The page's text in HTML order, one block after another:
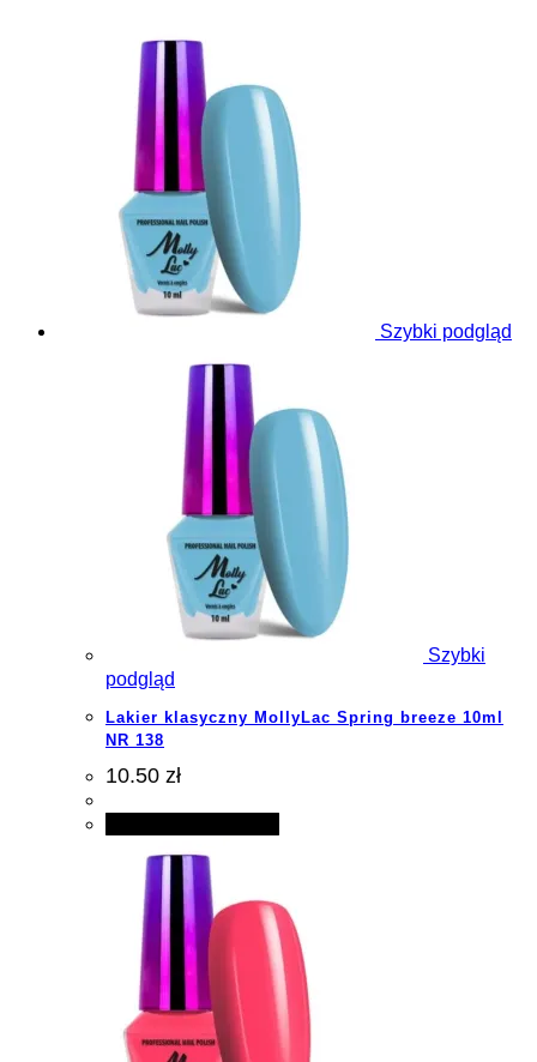
Szybki podgląd
Szybki
podgląd
Lakier klasyczny MollyLac Spring breeze 10ml
NR 138
10.50 zł